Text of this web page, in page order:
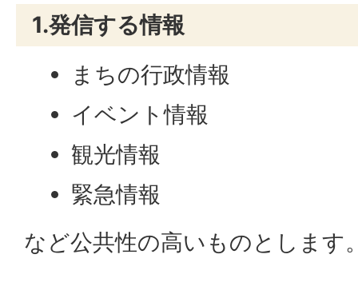
1.発信する情報
まちの行政情報
イベント情報
観光情報
緊急情報
など公共性の高いものとします